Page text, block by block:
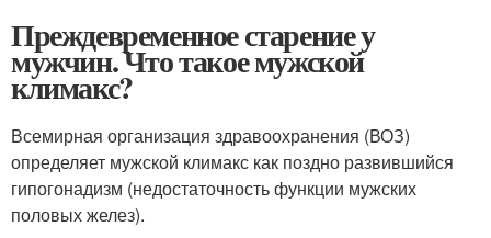
Преждевременное старение у
мужчин. Что такое мужской
климакс?
Всемирная организация здравоохранения (ВОЗ)
определяет мужской климакс как поздно развившийся
гипогонадизм (недостаточность функции мужских
половых желез).